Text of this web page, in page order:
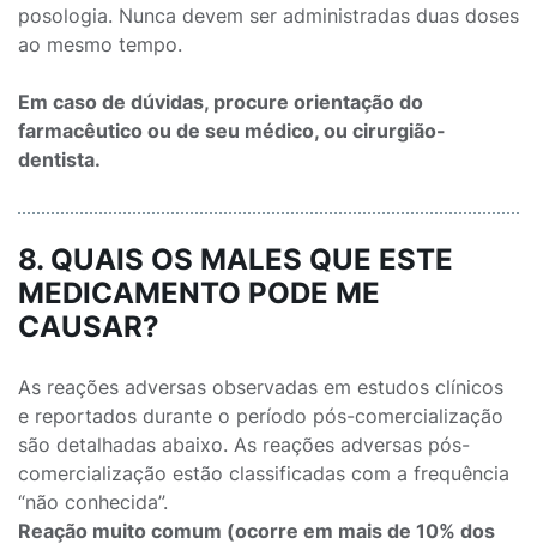
posologia. Nunca devem ser administradas duas doses
ao mesmo tempo.
Em caso de dúvidas, procure orientação do
farmacêutico ou de seu médico, ou cirurgião-
dentista.
8. QUAIS OS MALES QUE ESTE
MEDICAMENTO PODE ME
CAUSAR?
As reações adversas observadas em estudos clínicos
e reportados durante o período pós-comercialização
são detalhadas abaixo. As reações adversas pós-
comercialização estão classificadas com a frequência
“não conhecida”.
Reação muito comum (ocorre em mais de 10% dos